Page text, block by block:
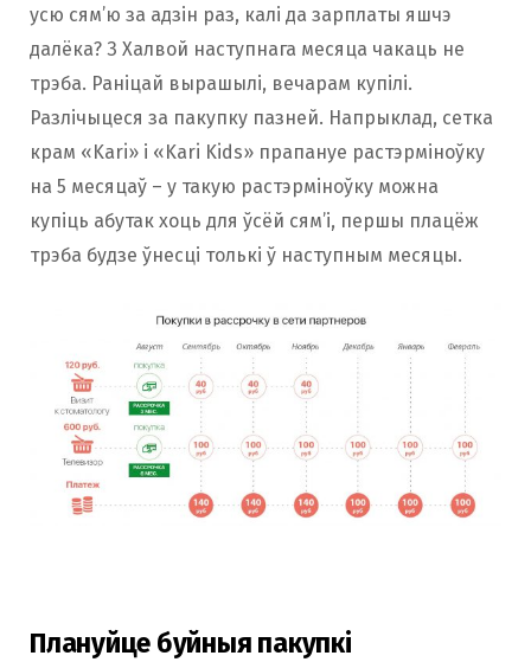
усю сям’ю за адзін раз, калі да зарплаты яшчэ
далёка? З Халвой наступнага месяца чакаць не
трэба. Раніцай вырашылі, вечарам купілі.
Разлічыцеся за пакупку пазней. Напрыклад, сетка
крам «Kari» і «Kari Kids» прапануе растэрміноўку
на 5 месяцаў – у такую растэрміноўку можна
купіць абутак хоць для ўсёй сям’і, першы плацёж
трэба будзе ўнесці толькі ў наступным месяцы.
Плануйце буйныя пакупкі